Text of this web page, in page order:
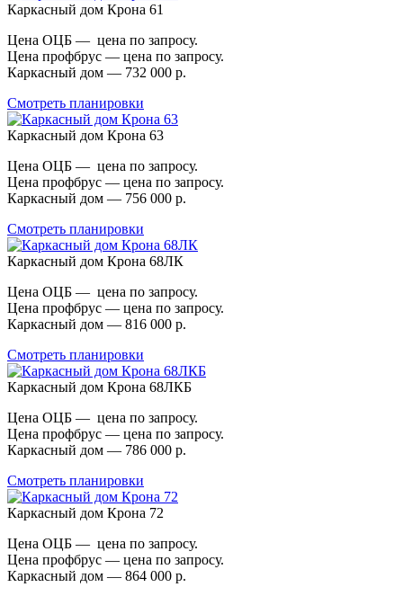
Каркасный дом Крона 61
Цена ОЦБ — цена по запросу.
Цена профбрус — цена по запросу.
Каркасный дом — 732 000 р.
Смотреть планировки
Каркасный дом Крона 63
Цена ОЦБ — цена по запросу.
Цена профбрус — цена по запросу.
Каркасный дом — 756 000 р.
Смотреть планировки
Каркасный дом Крона 68ЛК
Цена ОЦБ — цена по запросу.
Цена профбрус — цена по запросу.
Каркасный дом — 816 000 р.
Смотреть планировки
Каркасный дом Крона 68ЛКБ
Цена ОЦБ — цена по запросу.
Цена профбрус — цена по запросу.
Каркасный дом — 786 000 р.
Смотреть планировки
Каркасный дом Крона 72
Цена ОЦБ — цена по запросу.
Цена профбрус — цена по запросу.
Каркасный дом — 864 000 р.